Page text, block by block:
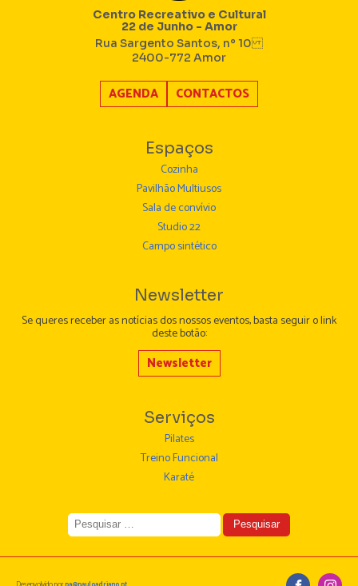
Centro Recreativo e Cultural
22 de Junho - Amor
Rua Sargento Santos, nº 10
2400-772 Amor
AGENDA CONTACTOS
Espaços
Cozinha
Pavilhão Multiusos
Sala de convívio
Studio 22
Campo sintético
Newsletter
Se queres receber as notícias dos nossos eventos, basta seguir o link
deste botão:
Newsletter
Serviços
Pilates
Treino Funcional
Karaté
Pesquisar
por: